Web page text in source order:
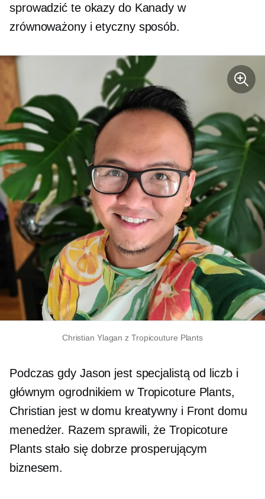
sprowadzić te okazy do Kanady w
zrównoważony i etyczny sposób.
Christian Ylagan z Tropicouture Plants
Podczas gdy Jason jest specjalistą od liczb i
głównym ogrodnikiem w Tropicoture Plants,
Christian jest w domu kreatywny i Front domu
menedżer. Razem sprawili, że Tropicoture
Plants stało się dobrze prosperującym
biznesem.